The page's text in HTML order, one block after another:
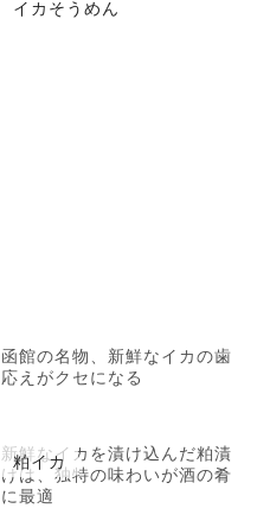
イカそうめん
函館の名物、新鮮なイカの歯
応えがクセになる
粕イカ
新鮮なイカを漬け込んだ粕漬
けは、独特の味わいが酒の肴
に最適